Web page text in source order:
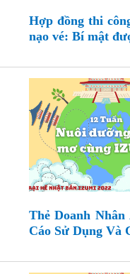
Hợp đồng thi
nạo vé: Bí mật
Thẻ Doanh Nhân
Cáo Sử Dụng Và